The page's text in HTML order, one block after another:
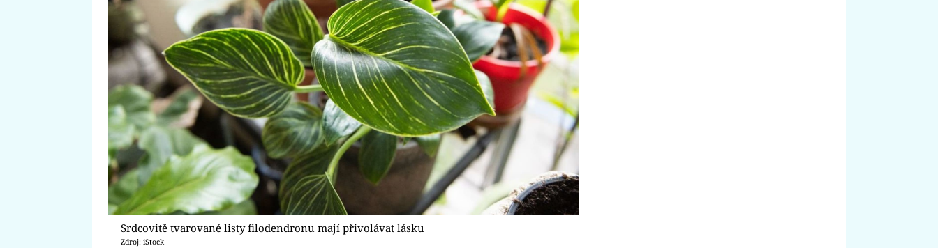
Srdcovitě tvarované listy filodendronu mají přivolávat lásku
Zdroj: iStock